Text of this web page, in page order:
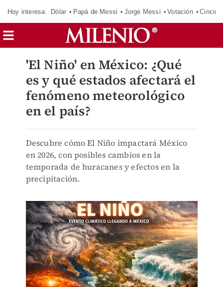
Hoy interesa: Dólar Papá de Messi Jorge Messi Votación
'El Niño' en México: ¿Qué
es y qué estados afectará el
fenómeno meteorológico
en el país?
Descubre cómo El Niño impactará México
en 2026, con posibles cambios en la
temporada de huracanes y efectos en la
precipitación.